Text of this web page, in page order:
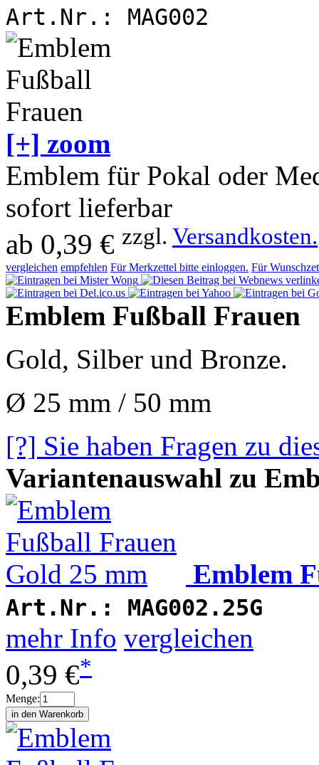
Art.Nr.: MAG002
[+] zoom
Emblem für Pokal oder
sofort lieferbar
ab 0,39 € zzgl. Versandkosten.
vergleichen empfehlen Für Merkzettel bitte einloggen. Für
Emblem Fußball Frauen
Gold, Silber und Bronze.
Ø 25 mm / 50 mm
[?] Sie haben Fragen zu
Variantenauswahl zu
Emblem
Art.Nr.: MAG002.25G
mehr Info vergleichen
0,39 €*
Menge: